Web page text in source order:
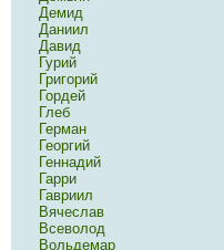
Демид
Даниил
Давид
Гурий
Григорий
Гордей
Глеб
Герман
Георгий
Геннадий
Гарри
Гавриил
Вячеслав
Всеволод
Вольдемар